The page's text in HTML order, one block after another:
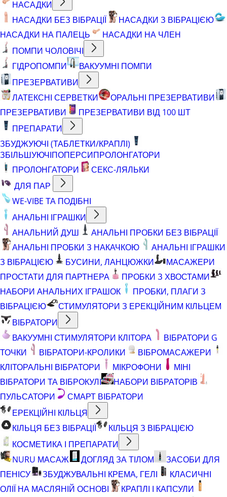
НАСАДКИ
НАСАДКИ БЕЗ ВІБРАЦІЇ
НАСАДКИ З ВІБРАЦІЄЮ
НАСАДКИ НА ПАЛЕЦЬ
НАСАДКИ НА ЧЛЕН
ПОМПИ ЧОЛОВІЧІ
ГІДРОПОМПИ
ВАКУУМНІ ПОМПИ
ПРЕЗЕРВАТИВИ
ЛАТЕКСНІ СЕРВЕТКИ
ОРАЛЬНІ ПРЕЗЕРВАТИВИ
ПРЕЗЕРВАТИВИ
ПРЕЗЕРВАТИВИ ВІД 100 ШТ
ПРЕПАРАТИ
ЗБУДЖУЮЧІ (ТАБЛЕТКИ/КРАПЛІ)
ЗБІЛЬШУЮЧІПОПЕРСИПРОЛОНГАТОРИ
ПРОЛОНГАТОРИ
СЕКС-ЛЯЛЬКИ
ДЛЯ ПАР
WE-VIBE ТА ПОДІБНІ
АНАЛЬНІ ІГРАШКИ
АНАЛЬНИЙ ДУШ
АНАЛЬНІ ПРОБКИ БЕЗ ВІБРАЦІЇ
АНАЛЬНІ ПРОБКИ З НАКАЧКОЮ
АНАЛЬНІ ІГРАШКИ
З ВІБРАЦІЄЮ
БУСИНИ, ЛАНЦЮЖКИ
МАСАЖЕРИ
ПРОСТАТИ ДЛЯ ПАРТНЕРА
ПРОБКИ З ХВОСТАМИ
НАБОРИ АНАЛЬНИХ ІГРАШОК
ПРОБКИ, ПЛАГИ З
ВІБРАЦІЄЮ
СТИМУЛЯТОРИ З ЕРЕКЦІЙНИМ КІЛЬЦЕМ
ВІБРАТОРИ
ВАКУУМНІ СТИМУЛЯТОРИ КЛІТОРА
ВІБРАТОРИ G
ТОЧКИ
ВІБРАТОРИ-КРОЛИКИ
ВІБРОМАСАЖЕРИ
КЛІТОРАЛЬНІ ВІБРАТОРИ
МІКРОФОНИ
МІНІ
ВІБРАТОРИ ТА ВІБРОКУЛІ
НАБОРИ ВІБРАТОРІВ
ПУЛЬСАТОРИ
СМАРТ ВІБРАТОРИ
ЕРЕКЦІЙНІ КІЛЬЦЯ
КІЛЬЦЯ БЕЗ ВІБРАЦІЇ
КІЛЬЦЯ З ВІБРАЦІЄЮ
КОСМЕТИКА І ПРЕПАРАТИ
NURU МАСАЖ
ДОГЛЯД ЗА ТІЛОМ
ЗАСОБИ ДЛЯ
ПЕНІСУ
ЗБУДЖУВАЛЬНІ КРЕМА, ГЕЛІ
КЛАСИЧНІ
ОЛІЇ НА МАСЛЯНІЙ ОСНОВІ
КРАПЛІ І КАПСУЛИ